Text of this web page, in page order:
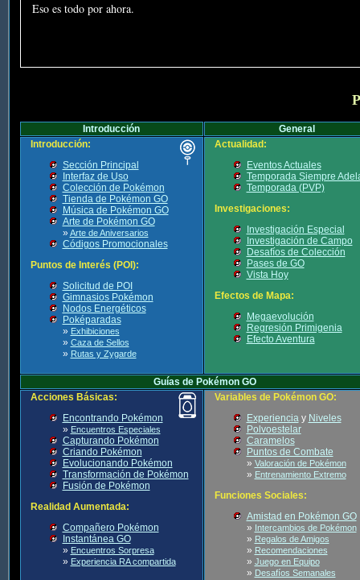
Eso es todo por ahora.
Introducción
General
Introducción:
Sección Principal
Interfaz de Uso
Colección de Pokémon
Tienda de Pokémon GO
Música de Pokémon GO
Arte de Pokémon GO
» Arte de Aniversarios
Códigos Promocionales
Puntos de Interés (POI):
Solicitud de POI
Gimnasios Pokémon
Nodos Energéticos
Poképaradas
» Exhibiciones
» Caza de Sellos
» Rutas y Zygarde
Actualidad:
Eventos Actuales
Temporada Siempre
Temporada (PVP)
Investigaciones:
Investigación Especial
Investigación de Campo
Desafíos de Colección
Pases de GO
Vista Hoy
Efectos de Mapa:
Megaevolución
Regresión Primigenia
Efecto Aventura
Guías de Pokémon GO
Acciones Básicas:
Encontrando Pokémon
» Encuentros Especiales
Capturando Pokémon
Criando Pokémon
Evolucionando Pokémon
Transformación de Pokémon
Fusión de Pokémon
Realidad Aumentada:
Compañero Pokémon
Instantánea GO
» Encuentros Sorpresa
» Experiencia RA compartida
Variables de Pokémon GO:
Experienciay Niveles
Polvoestelar
Caramelos
Puntos de Combate
» Valoración de Pokémon
» Entrenamiento Extremo
Funciones Sociales:
Amistad en Pokémon GO
» Intercambios de Pokémon
» Regalos de Amigos
» Recomendaciones
» Juego en Equipo
» Desafíos Semanales